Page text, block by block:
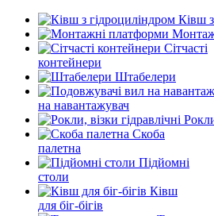
Ківш
Сітчасті
контейнери
Штабелери
на навантажувач
Скоба
палетна
Підйомні
столи
Ківш
для біг-бігів